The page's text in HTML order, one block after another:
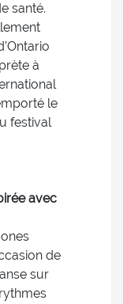
santé.
à
le
festival
avec
de
sur